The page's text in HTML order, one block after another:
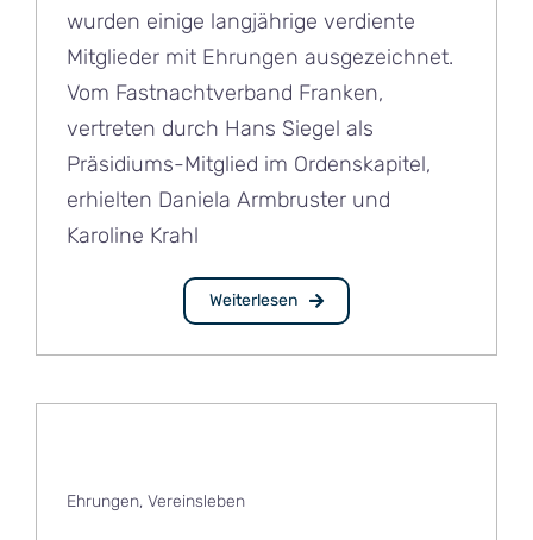
wurden einige langjährige verdiente
Mitglieder mit Ehrungen ausgezeichnet.
Vom Fastnachtverband Franken,
vertreten durch Hans Siegel als
Präsidiums-Mitglied im Ordenskapitel,
erhielten Daniela Armbruster und
Karoline Krahl
Weiterlesen
Ehrungen, Vereinsleben